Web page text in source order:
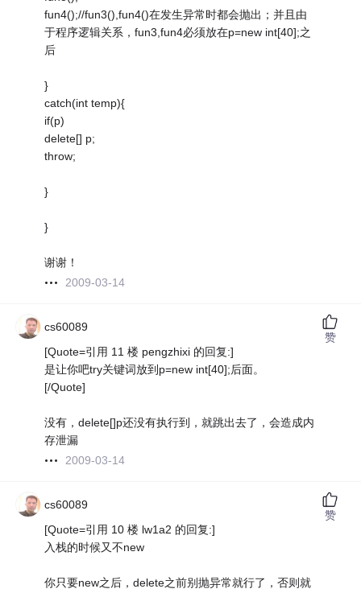
fun4();//fun3(),fun4()在发生异常时都会抛出；并且由
于程序逻辑关系，fun3,fun4必须放在p=new int[40];之
后
}
catch(int temp){
if(p)
delete[] p;
throw;
}
}
谢谢！
2009-03-14
cs60089
[Quote=引用 11 楼 pengzhixi 的回复:]
是让你吧try关键词放到p=new int[40];后面。
[/Quote]
没有，delete[]p还没有执行到，就跳出去了，会造成内
存泄漏
2009-03-14
赞
cs60089
[Quote=引用 10 楼 lw1a2 的回复:]
入栈的时候又不new
你只要new之后，delete之前别抛异常就行了，否则就
赞